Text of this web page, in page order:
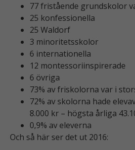
77 fristående grundskolor
25 konfessionella
25 Waldorf
3 minoritetsskolor
6 internationella
12 montessoriinspirerade
6 övriga
73% av friskolorna var i
72% av skolorna hade
8.000 kr – högsta årliga
0,9% av eleverna
Och så här ser det ut 2016: